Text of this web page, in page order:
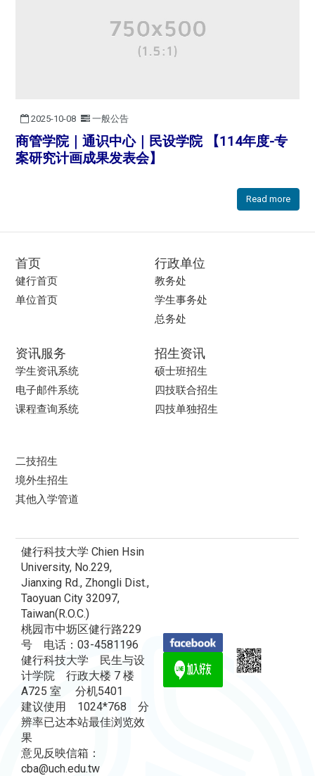
2025-10-08 一般公告
商管学院｜通识中心｜民设学院 【114年度-专
案研究计画成果发表会】
Read more
首页
健行首页
单位首页
行政单位
教务处
学生事务处
总务处
资讯服务
学生资讯系统
电子邮件系统
课程查询系统
招生资讯
硕士班招生
四技联合招生
四技单独招生
二技招生
境外生招生
其他入学管道
健行科技大学 Chien Hsin
University, No.229,
Jianxing Rd., Zhongli Dist.,
Taoyuan City 32097,
Taiwan(R.O.C.)
桃园市中坜区健行路229
号 电话：03-4581196
健行科技大学 民生与设
计学院 行政大楼 7 楼
A725 室 分机5401
建议使用 1024*768 分
辨率已达本站最佳浏览效
果
意见反映信箱：
cba@uch.edu.tw